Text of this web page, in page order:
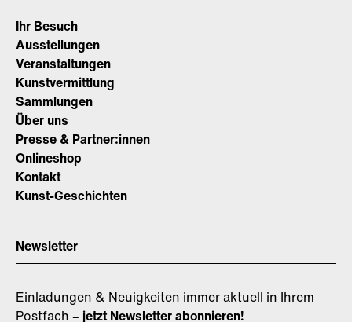
Ihr Besuch
Ausstellungen
Veranstaltungen
Kunstvermittlung
Sammlungen
Über uns
Presse & Partner:innen
Onlineshop
Kontakt
Kunst-Geschichten
Newsletter
Einladungen & Neuigkeiten immer aktuell in Ihrem
Postfach – jetzt Newsletter abonnieren!